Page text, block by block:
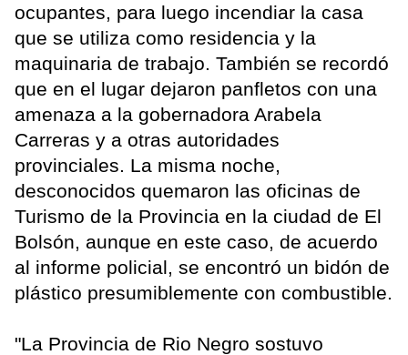
ocupantes, para luego incendiar la casa
que se utiliza como residencia y la
maquinaria de trabajo. También se recordó
que en el lugar dejaron panfletos con una
amenaza a la gobernadora Arabela
Carreras y a otras autoridades
provinciales. La misma noche,
desconocidos quemaron las oficinas de
Turismo de la Provincia en la ciudad de El
Bolsón, aunque en este caso, de acuerdo
al informe policial, se encontró un bidón de
plástico presumiblemente con combustible.
"La Provincia de Rio Negro sostuvo